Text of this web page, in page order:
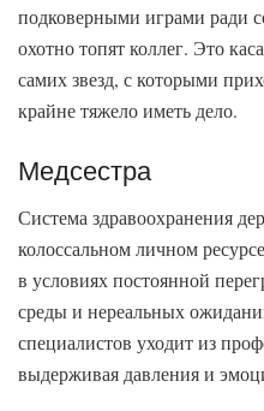
подковерными играми ради
охотно топят коллег. Это
самих звезд, с которыми
крайне тяжело иметь дело.
Медсестра
Система здравоохранения
колоссальном личном
в условиях постоянной
среды и нереальных
специалистов уходит из
выдерживая давления и